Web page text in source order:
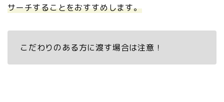
サーチすることをおすすめします。
こだわりのある方に渡す場合は注意！